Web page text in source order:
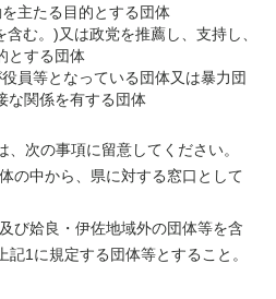
主たる目的とする団体
む。)又は政党を推薦し、支持し、
とする団体
員等となっている団体又は暴力団
な関係を有する団体
次の事項に留意してください。
の中から、県に対する窓口として
び姶良・伊佐地域外の団体等を含
1に規定する団体等とすること。